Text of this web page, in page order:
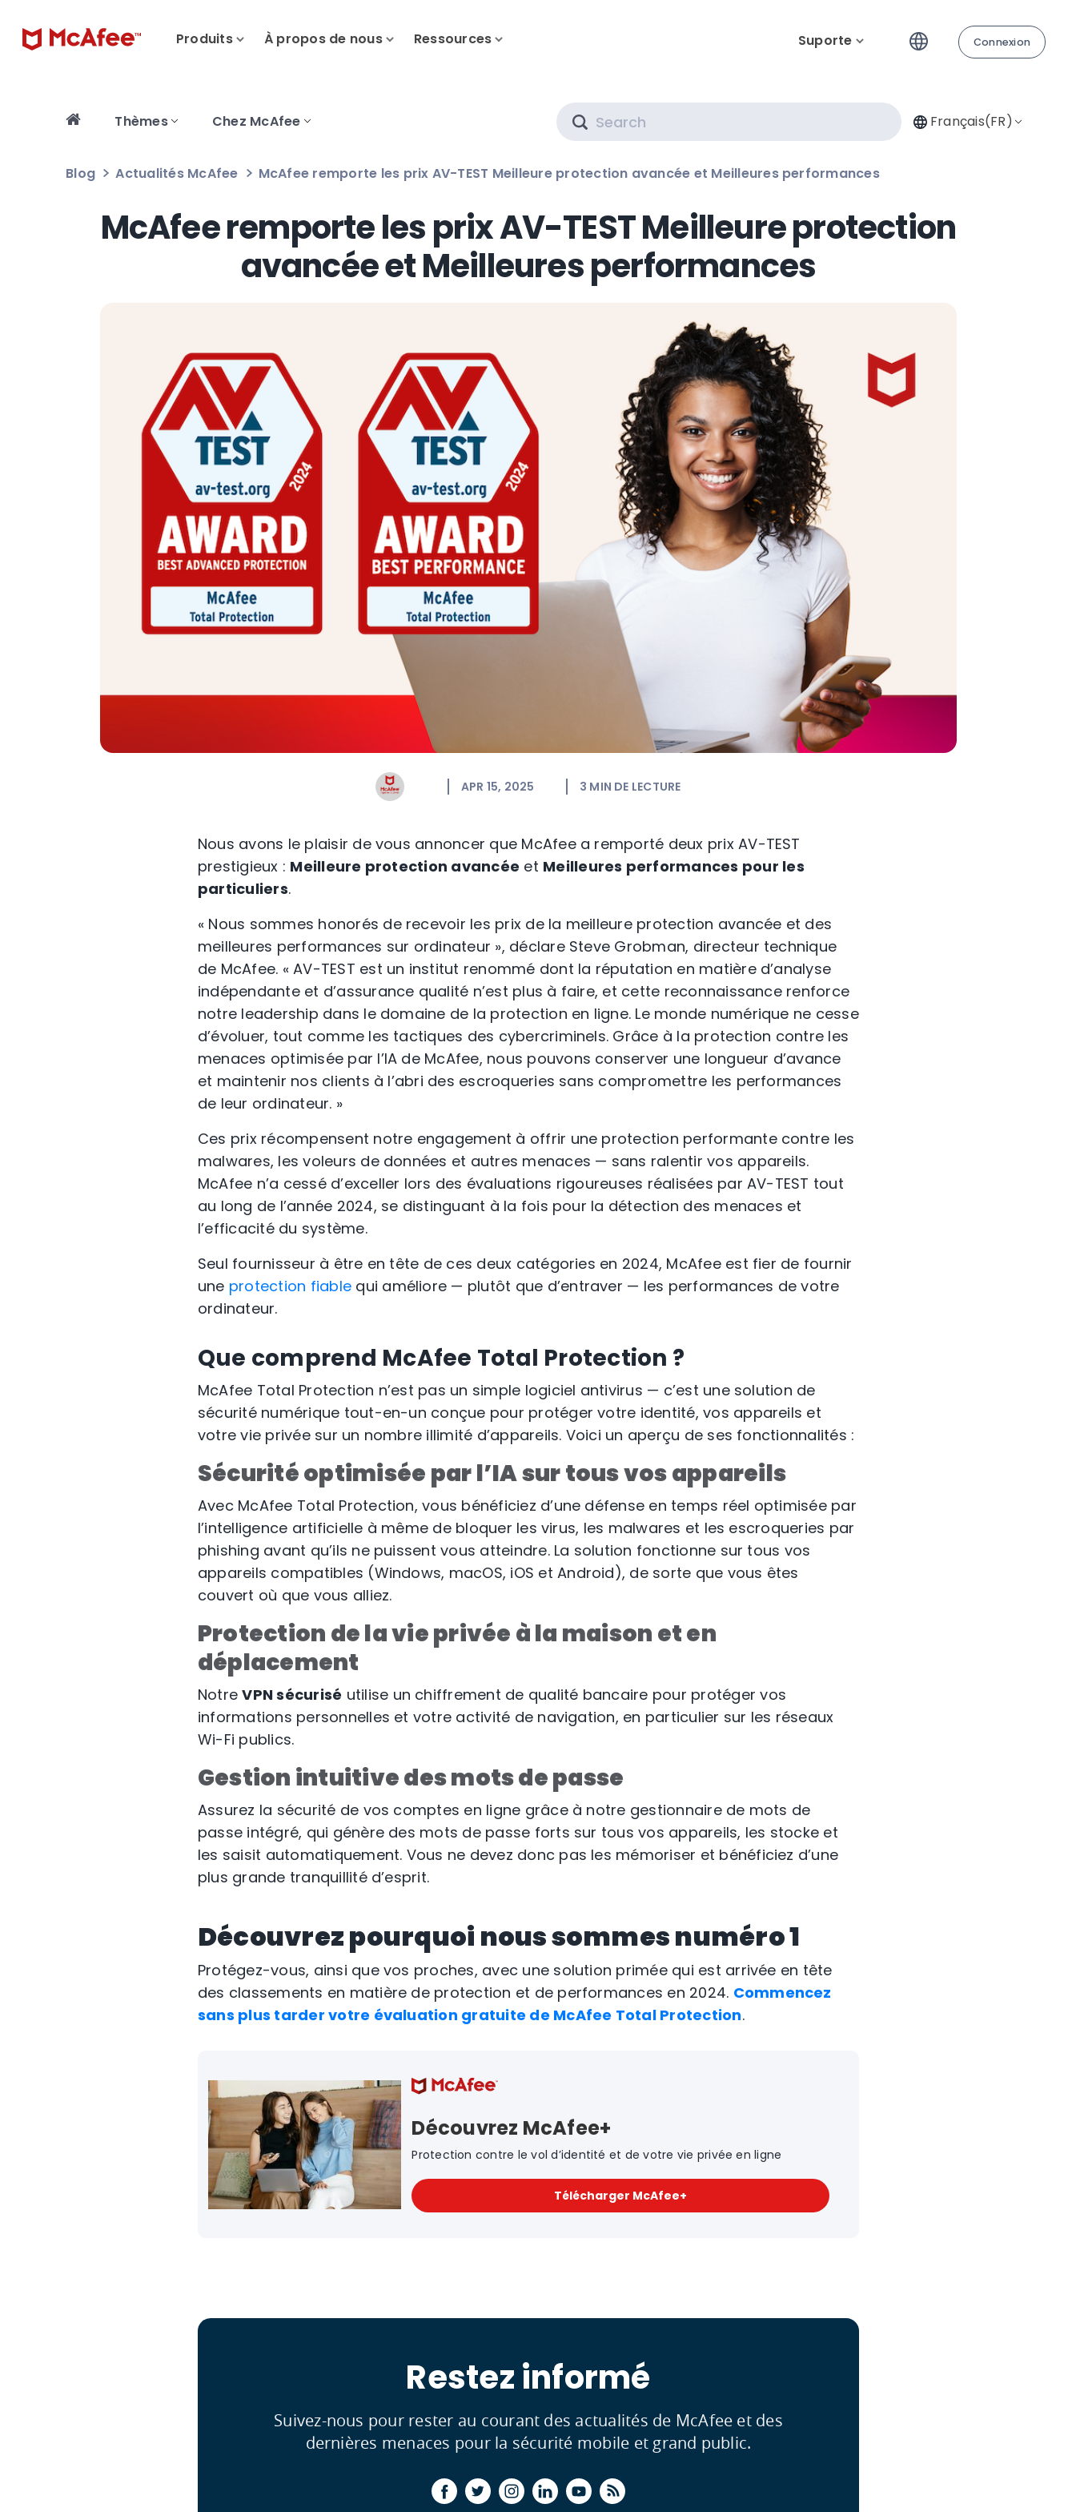
Produits À propos de nous Ressources Suporte Connexion
Thèmes Chez McAfee Français(FR)
Blog Actualités McAfee McAfee remporte les prix AV-TEST Meilleure protection avancée et Meilleures performances
McAfee remporte les prix AV-TEST Meilleure protection
avancée et Meilleures performances
APR 15, 2025 3 MIN DE LECTURE
Nous avons le plaisir de vous annoncer que McAfee a remporté deux prix AV-TEST
prestigieux : Meilleure protection avancée et Meilleures performances pour les
particuliers.
« Nous sommes honorés de recevoir les prix de la meilleure protection avancée et des
meilleures performances sur ordinateur », déclare Steve Grobman, directeur technique
de McAfee. « AV-TEST est un institut renommé dont la réputation en matière d’analyse
indépendante et d’assurance qualité n’est plus à faire, et cette reconnaissance renforce
notre leadership dans le domaine de la protection en ligne. Le monde numérique ne cesse
d’évoluer, tout comme les tactiques des cybercriminels. Grâce à la protection contre les
menaces optimisée par l’IA de McAfee, nous pouvons conserver une longueur d’avance
et maintenir nos clients à l’abri des escroqueries sans compromettre les performances
de leur ordinateur. »
Ces prix récompensent notre engagement à offrir une protection performante contre les
malwares, les voleurs de données et autres menaces — sans ralentir vos appareils.
McAfee n’a cessé d’exceller lors des évaluations rigoureuses réalisées par AV-TEST tout
au long de l’année 2024, se distinguant à la fois pour la détection des menaces et
l’efficacité du système.
Seul fournisseur à être en tête de ces deux catégories en 2024, McAfee est fier de fournir
une protection fiable qui améliore — plutôt que d’entraver — les performances de votre
ordinateur.
Que comprend McAfee Total Protection ?
McAfee Total Protection n’est pas un simple logiciel antivirus — c’est une solution de
sécurité numérique tout-en-un conçue pour protéger votre identité, vos appareils et
votre vie privée sur un nombre illimité d’appareils. Voici un aperçu de ses fonctionnalités :
Sécurité optimisée par l’IA sur tous vos appareils
Avec McAfee Total Protection, vous bénéficiez d’une défense en temps réel optimisée par
l’intelligence artificielle à même de bloquer les virus, les malwares et les escroqueries par
phishing avant qu’ils ne puissent vous atteindre. La solution fonctionne sur tous vos
appareils compatibles (Windows, macOS, iOS et Android), de sorte que vous êtes
couvert où que vous alliez.
Protection de la vie privée à la maison et en
déplacement
NotreVPN sécurisé utilise un chiffrement de qualité bancaire pour protéger vos
informations personnelles et votre activité de navigation, en particulier sur les réseaux
Wi-Fi publics.
Gestion intuitive des mots de passe
Assurez la sécurité de vos comptes en ligne grâce à notre gestionnaire de mots de
passe intégré, qui génère des mots de passe forts sur tous vos appareils, les stocke et
les saisit automatiquement. Vous ne devez donc pas les mémoriser et bénéficiez d’une
plus grande tranquillité d’esprit.
Découvrez pourquoi nous sommes numéro 1
Protégez-vous, ainsi que vos proches, avec une solution primée qui est arrivée en tête
des classements en matière de protection et de performances en 2024. Commencez
sans plus tarder votre évaluation gratuite de McAfee Total Protection.
Découvrez McAfee+
Protection contre le vol d’identité et de votre vie privée en ligne
Télécharger McAfee+
Restez informé
Suivez-nous pour rester au courant des actualités de McAfee et des
dernières menaces pour la sécurité mobile et grand public.